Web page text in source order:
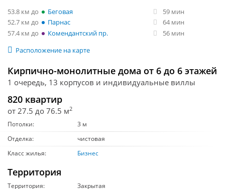
53.8 км Беговая
59 мин
52.7 км
Парнас
64 мин
57.4 км
Комендантский пр.
56 мин
Расположение на карте
Кирпично-монолитные дома от 6 до 6 этажей
1 очередь, 13 корпусов и индивидуальные виллы
820 квартир
от 27.5 до 76.5 м2
Потолки:
3 м
Отделка:
чистовая
Класс жилья:
Бизнес
Территория
Территория:
Закрытая